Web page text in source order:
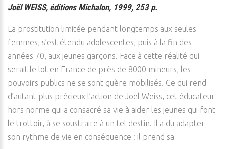
Joël WEISS, éditions Michalon, 1999, 253 p.
La prostitution limitée pendant longtemps aux seules
femmes, s’est étendu adolescentes, puis à la fin des
années 70, aux jeunes garçons. Face à cette réalité qui
serait le lot en France de près de 8000 mineurs, les
pouvoirs publics ne se sont guère mobilisés. Ce qui rend
d’autant plus précieux l’action de Joël Weiss, cet éducateur
hors norme qui a consacré sa vie à aider les jeunes qui font
le trottoir, à se soustraire à un tel destin. Il a du adapter
son rythme de vie en conséquence : il prend sa